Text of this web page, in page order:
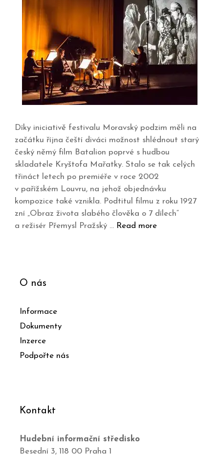
Díky iniciativě festivalu Moravský podzim měli na
začátku října čeští diváci možnost shlédnout starý
český němý film Batalion poprvé s hudbou
skladatele Kryštofa Mařatky. Stalo se tak celých
třináct letech po premiéře v roce 2002
v pařížském Louvru, na jehož objednávku
kompozice také vznikla. Podtitul filmu z roku 1927
zní „Obraz života slabého člověka o 7 dílech“
a režisér Přemysl Pražský … Read more
O nás
Informace
Dokumenty
Inzerce
Podpořte nás
Kontakt
Hudební informační středisko
Besední 3, 118 00 Praha 1